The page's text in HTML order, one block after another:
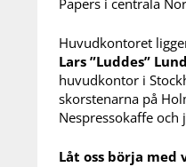
Papers i centrala
Huvudkontoret
Lars ”Luddes”
huvudkontor i
skorstenarna på
Nespressokaffe
Låt oss börja med